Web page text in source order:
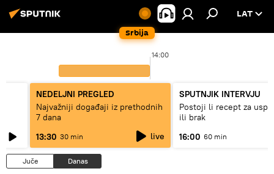
Srbija
LAT
14:00
NEDELJNI PREGLED
Najvažniji događaji iz prethodnih
7 dana
13:30 30 min live
SPUTNJIK INTERVJU
Postoji li recept za
ili brak
16:00 60 min
Juče Danas